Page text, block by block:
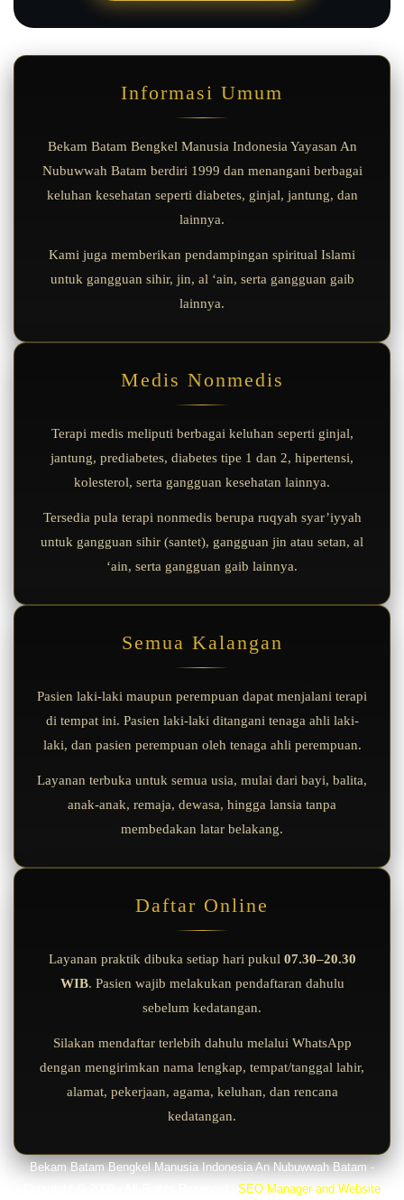
Informasi Umum
Bekam Batam Bengkel Manusia Indonesia Yayasan An
Nubuwwah Batam berdiri 1999 dan menangani berbagai
keluhan kesehatan seperti diabetes, ginjal, jantung, dan
lainnya.
Kami juga memberikan pendampingan spiritual Islami
untuk gangguan sihir, jin, al ‘ain, serta gangguan gaib
lainnya.
Medis Nonmedis
Terapi medis meliputi berbagai keluhan seperti ginjal,
jantung, prediabetes, diabetes tipe 1 dan 2, hipertensi,
kolesterol, serta gangguan kesehatan lainnya.
Tersedia pula terapi nonmedis berupa ruqyah syar’iyyah
untuk gangguan sihir (santet), gangguan jin atau setan, al
‘ain, serta gangguan gaib lainnya.
Semua Kalangan
Pasien laki-laki maupun perempuan dapat menjalani terapi
di tempat ini. Pasien laki-laki ditangani tenaga ahli laki-
laki, dan pasien perempuan oleh tenaga ahli perempuan.
Layanan terbuka untuk semua usia, mulai dari bayi, balita,
anak-anak, remaja, dewasa, hingga lansia tanpa
membedakan latar belakang.
Daftar Online
Layanan praktik dibuka setiap hari pukul 07.30–20.30
WIB. Pasien wajib melakukan pendaftaran dahulu
sebelum kedatangan.
Silakan mendaftar terlebih dahulu melalui WhatsApp
dengan mengirimkan nama lengkap, tempat/tanggal lahir,
alamat, pekerjaan, agama, keluhan, dan rencana
kedatangan.
Bekam Batam Bengkel Manusia Indonesia An Nubuwwah Batam -
SEO Manager and Website